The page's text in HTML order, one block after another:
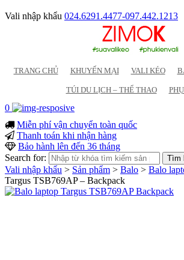
Vali nhập khẩu 024.6291.4477-097.442.1213
TRANG CHỦ KHUYẾN MẠI VALI KÉO
TÚI DU LỊCH – THỂ THAO
0
Miễn phí vận chuyển toàn quốc
Thanh toán khi nhận hàng
Bảo hành lên đến 36 tháng
Search for:
Vali nhập khẩu > Sản phẩm > Balo > Balo
Targus TSB769AP – Backpack